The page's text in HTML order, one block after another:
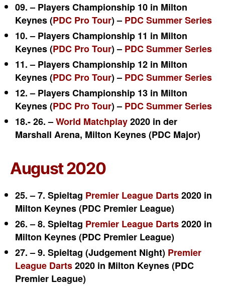
09. – Players Championship 10 in Milton
Keynes (PDC Pro Tour) – PDC Summer Series
10. – Players Championship 11 in Milton
Keynes (PDC Pro Tour) – PDC Summer Series
11. – Players Championship 12 in Milton
Keynes (PDC Pro Tour) – PDC Summer Series
12. – Players Championship 13 in Milton
Keynes (PDC Pro Tour) – PDC Summer Series
18.- 26. –World Matchplay2020 in der
Marshall Arena, Milton Keynes (PDC Major)
August 2020
25. – 7. Spieltag Premier League Darts2020 in
Milton Keynes (PDC Premier League)
26. – 8. Spieltag Premier League Darts2020 in
Milton Keynes (PDC Premier League)
27. – 9. Spieltag (Judgement Night) Premier
League Darts2020 in Milton Keynes (PDC
Premier League)